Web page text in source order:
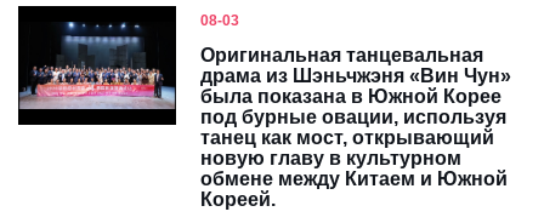
08-03
Оригинальная танцевальная
драма из Шэньчжэня «Вин Чун»
была показана в Южной Корее
под бурные овации, используя
танец как мост, открывающий
новую главу в культурном
обмене между Китаем и Южной
Кореей.